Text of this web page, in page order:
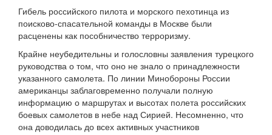
Гибель российского пилота и морского пехотинца из
поисково-спасательной команды в Москве были
расценены как пособничество терроризму.
Крайне неубедительны и голословны заявления турецкого
руководства о том, что оно не знало о принадлежности
указанного самолета. По линии Минобороны России
американцы заблаговременно получали полную
информацию о маршрутах и высотах полета российских
боевых самолетов в небе над Сирией. Несомненно, что
она доводилась до всех активных участников